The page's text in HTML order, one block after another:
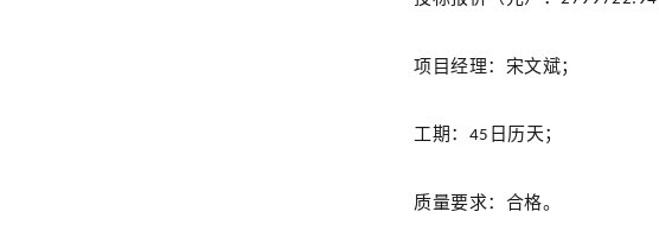
项目经理：宋文斌；
工期： 45 日历天；
质量要求： 合格。